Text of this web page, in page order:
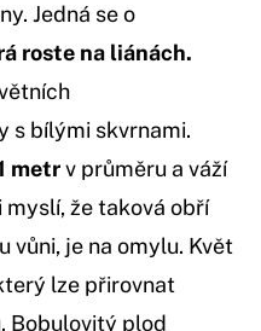
Jedná se o
roste na liánách.
s bílými skvrnami.
metrv průměru a váží
myslí, že taková obří
vůni, je na omylu. Květ
lze přirovnat
Bobulovitý plod